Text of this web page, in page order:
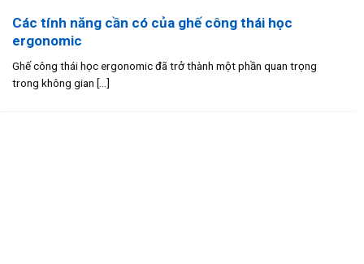
Các tính năng cần có của ghế công thái học
ergonomic
Ghế công thái học ergonomic đã trở thành một phần quan trọng
trong không gian [...]